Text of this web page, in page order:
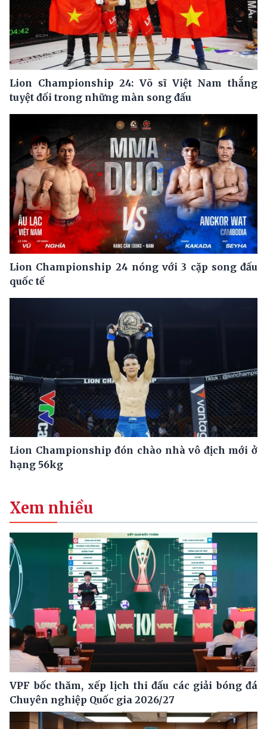
Lion Championship 24: Võ sĩ Việt Nam thắng
tuyệt đối trong những màn song đấu
Lion Championship 24 nóng với 3 cặp song đấu
quốc tế
Lion Championship đón chào nhà vô địch mới ở
hạng 56kg
Xem nhiều
VPF bốc thăm, xếp lịch thi đấu các giải bóng đá
Chuyên nghiệp Quốc gia 2026/27